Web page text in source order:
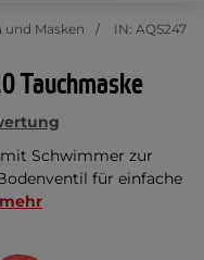
und Masken IN: AQS247
Tauchmaske
Schwimmer zur
für einfache
mehr